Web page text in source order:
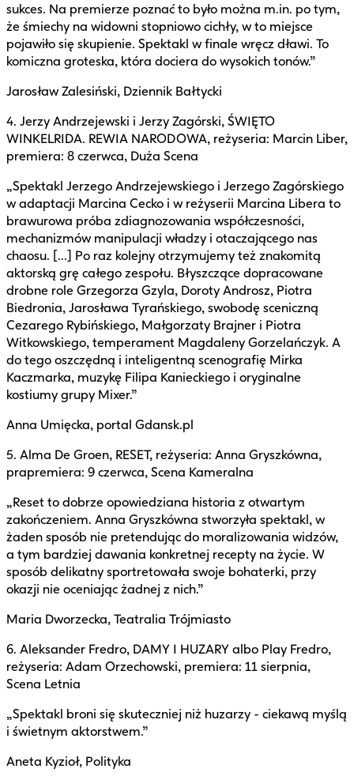
sukces. Na premierze poznać to było można m.in. po tym,
że śmiechy na widowni stopniowo cichły, w to miejsce
pojawiło się skupienie. Spektakl w finale wręcz dławi. To
komiczna groteska, która dociera do wysokich tonów.”
Jarosław Zalesiński, Dziennik Bałtycki
4. Jerzy Andrzejewski i Jerzy Zagórski, ŚWIĘTO
WINKELRIDA. REWIA NARODOWA, reżyseria: Marcin Liber,
premiera: 8 czerwca, Duża Scena
„Spektakl Jerzego Andrzejewskiego i Jerzego Zagórskiego
w adaptacji Marcina Cecko i w reżyserii Marcina Libera to
brawurowa próba zdiagnozowania współczesności,
mechanizmów manipulacji władzy i otaczającego nas
chaosu. [...] Po raz kolejny otrzymujemy też znakomitą
aktorską grę całego zespołu. Błyszczące dopracowane
drobne role Grzegorza Gzyla, Doroty Androsz, Piotra
Biedronia, Jarosława Tyrańskiego, swobodę sceniczną
Cezarego Rybińskiego, Małgorzaty Brajner i Piotra
Witkowskiego, temperament Magdaleny Gorzelańczyk. A
do tego oszczędną i inteligentną scenografię Mirka
Kaczmarka, muzykę Filipa Kanieckiego i oryginalne
kostiumy grupy Mixer.”
Anna Umięcka, portal Gdansk.pl
5. Alma De Groen, RESET, reżyseria: Anna Gryszkówna,
prapremiera: 9 czerwca, Scena Kameralna
„Reset to dobrze opowiedziana historia z otwartym
zakończeniem. Anna Gryszkówna stworzyła spektakl, w
żaden sposób nie pretendując do moralizowania widzów,
a tym bardziej dawania konkretnej recepty na życie. W
sposób delikatny sportretowała swoje bohaterki, przy
okazji nie oceniając żadnej z nich.”
Maria Dworzecka, Teatralia Trójmiasto
6. Aleksander Fredro, DAMY I HUZARY albo Play Fredro,
reżyseria: Adam Orzechowski, premiera: 11 sierpnia,
Scena Letnia
„Spektakl broni się skuteczniej niż huzarzy - ciekawą myślą
i świetnym aktorstwem.”
Aneta Kyzioł, Polityka